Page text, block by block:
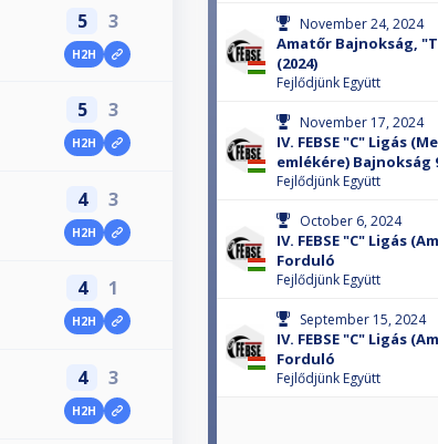
5 3
H2H
5 3
H2H
4 3
H2H
4 1
H2H
4 3
H2H
November 24, 2024
Amatőr Bajnokság,
(2024)
Fejlődjünk Együtt
November 17, 2024
IV. FEBSE "C" Ligás
emlékére) Bajnokság
Fejlődjünk Együtt
October 6, 2024
IV. FEBSE "C" Ligás
Forduló
Fejlődjünk Együtt
September 15, 2024
IV. FEBSE "C" Ligás
Forduló
Fejlődjünk Együtt